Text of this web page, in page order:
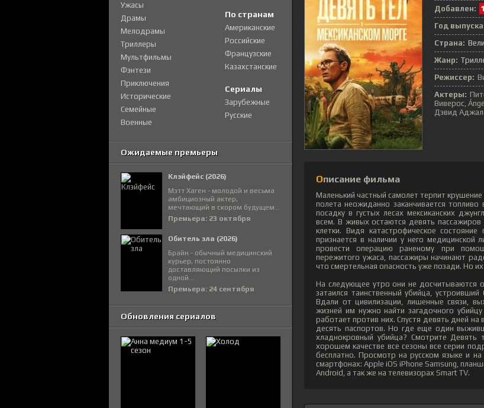
Добавлен:
Год
Страна:
Жанр:
Режиссер:
Актеры:
Виверос,
Дэвид
Описание фильма
Маленький частный самолет терпит
полета неожиданно заканчивается
посадку в густых лесах мексиканских
всем. В живых остаются девять
клетки. Видя катастрофическое
признается в наличии у него медицинской
провести операцию раненому при
пережитого ужаса, пассажиры начинают
что смертельная опасность уже позади. Но
На следующее утро они не досчитываются
затаился таинственный убийца,
Вдали от цивилизации, лишенные связи,
жизней им нужно найти загадочного
работает против них. Спустя девять дней
десять паспортов. Но где еще один
хладнокровный убийца? Смотрите Девять
хорошем качестве все сезоны все серии
бесплатно. Просмотр на русском языке и
смартфонах: Apple iOS iPhone Samsung,
Android, а так же на телевизорах Smart TV.
Ужасы
Драмы
Мелодрамы
Триллеры
Мультфильмы
Фэнтези
Приключения
Исторические
Семейные
Военные
По странам
Американские
Российские
Французские
Казахстанские
Сериалы
Зарубежные
Русские
Ожидаемые премьеры
Клэйфейс (2026)
Мэтт Хаген - молодой и весьма
амбициозный актер,
мечтающий в скором будущем...
Премьера: 23 октября
Обитель зла (2026)
Брайн - обычный медицинский
курьер, постоянно
доставляющий посылки из
одной...
Премьера: 24 сентября
Обновления сериалов